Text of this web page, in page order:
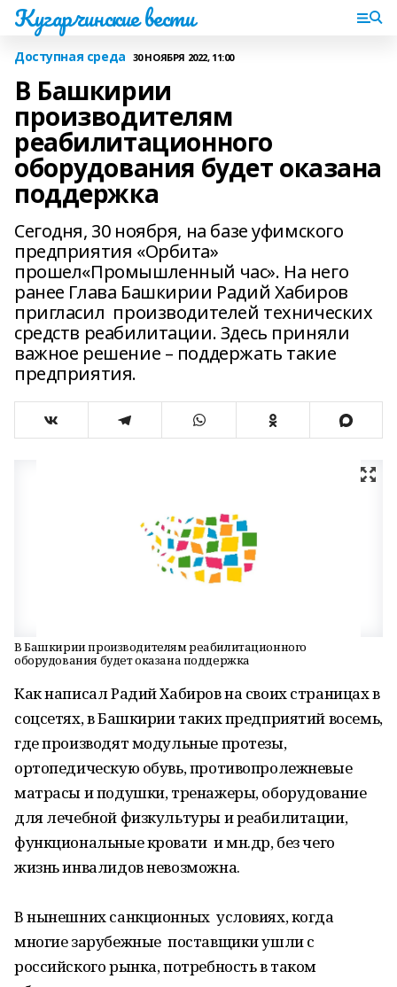
Кугарчинские вести
Доступная среда 30 НОЯБРЯ 2022, 11:00
В Башкирии
производителям
реабилитационного
оборудования будет оказана
поддержка
Сегодня, 30 ноября, на базе уфимского
предприятия «Орбита»
прошел«Промышленный час». На него
ранее Глава Башкирии Радий Хабиров
пригласил производителей технических
средств реабилитации. Здесь приняли
важное решение – поддержать такие
предприятия.
В Башкирии производителям реабилитационного
оборудования будет оказана поддержка
Как написал Радий Хабиров на своих страницах в
соцсетях, в Башкирии таких предприятий восемь,
где производят модульные протезы,
ортопедическую обувь, противопролежневые
матрасы и подушки, тренажеры, оборудование
для лечебной физкультуры и реабилитации,
функциональные кровати и мн.др, без чего
жизнь инвалидов невозможна.
В нынешних санкционных условиях, когда
многие зарубежные поставщики ушли с
российского рынка, потребность в таком